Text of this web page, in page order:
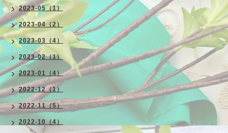
2023-05（1）
2023-04（2）
2023-03（4）
2023-02（1）
2023-01（4）
2022-12（1）
2022-11（5）
2022-10（4）